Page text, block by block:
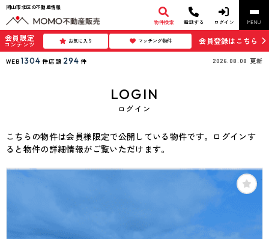
岡山市北区の不動産情報
物件検索 電話する ログイン MENU
会員限定
コンテンツ お気に入り マッチング物件 会員登録はこちら
WEB 1304 件店頭 294 件 2026.08.08 更新
LOGIN
ログイン
こちらの物件は会員様限定で公開している物件です。ログインす
ると物件の詳細情報がご覧いただけます。